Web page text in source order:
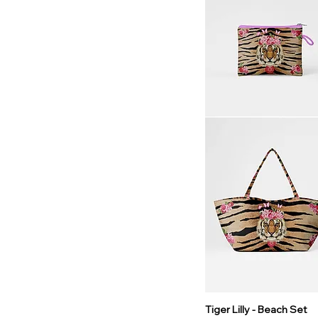
Tiger Lilly - Beach Set